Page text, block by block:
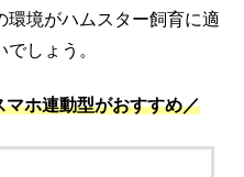
環境がハムスター飼育に適
しょう。
ホ連動型がおすすめ／